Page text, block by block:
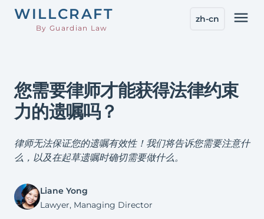
WILLCRAFT
By Guardian Law
zh-cn menu
您需要律师才能获得法律约束
力的遗嘱吗？
律师无法保证您的遗嘱有效性！我们将告诉您需要注意什
么，以及在起草遗嘱时确切需要做什么。
Liane Yong
Lawyer, Managing Director